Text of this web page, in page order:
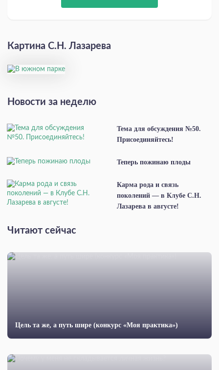
Картина С.Н. Лазарева
Новости за неделю
Тема для обсуждения №50.
Присоединяйтесь!
Теперь пожинаю плоды
Карма рода и связь
поколений — в Клубе С.Н.
Лазарева в августе!
Читают сейчас
Цель та же, а путь шире (конкурс «Моя практика»)